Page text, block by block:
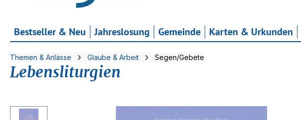
Bestseller & Neu Jahreslosung Gemeinde Karten & Urkunden
Themen & Anlässe Glaube & Arbeit Segen/Gebete
Lebensliturgien
Bildergalerie überspringen